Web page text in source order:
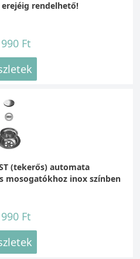
rendelhető!
Ft
(tekerős) automata
mosogatókhoz inox színben
Ft